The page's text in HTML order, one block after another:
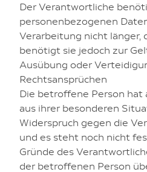
Der Verantwortliche
personenbezogenen
Verarbeitung nicht länger,
benötigt sie jedoch zur
Ausübung oder
Rechtsansprüchen
Die betroffene Person hat
aus ihrer besonderen
Widerspruch gegen die
und es steht noch nicht
Gründe des
der betroffenen Person